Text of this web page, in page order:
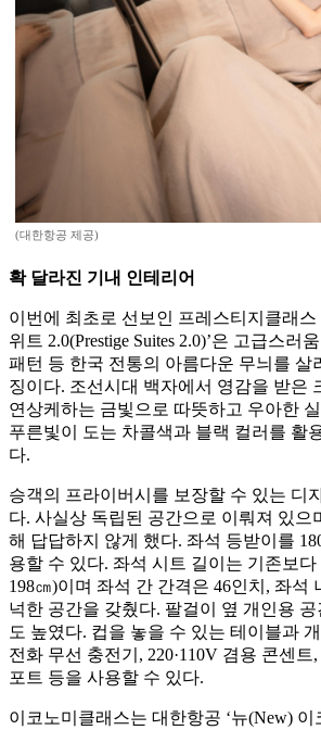
(대한항공 제공)
확 달라진 기내 인테리어
이번에 최초로 선보인 프레스티지클래스
위트 2.0(Prestige Suites 2.0)’은 고급스러
패턴 등 한국 전통의 아름다운 무늬를 살
징이다. 조선시대 백자에서 영감을 받은
연상케하는 금빛으로 따뜻하고 우아한
푸른빛이 도는 차콜색과 블랙 컬러를 활
다.
승객의 프라이버시를 보장할 수 있는 디
다. 사실상 독립된 공간으로 이뤄져 있으
해 답답하지 않게 했다. 좌석 등받이를
용할 수 있다. 좌석 시트 길이는 기존보
198㎝)이며 좌석 간 간격은 46인치, 좌석
넉한 공간을 갖췄다. 팔걸이 옆 개인용
도 높였다. 컵을 놓을 수 있는 테이블과
전화 무선 충전기, 220·110V 겸용 콘센트
포트 등을 사용할 수 있다.
이코노미클래스는 대한항공 ‘뉴(New) 이